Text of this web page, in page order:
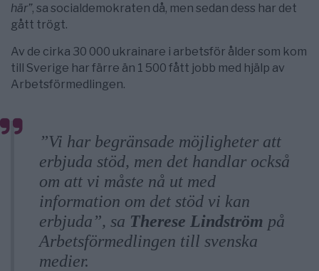
här”, sa socialdemokraten då, men sedan dess har det
gått trögt.
Av de cirka 30 000 ukrainare i arbetsför ålder som kom
till Sverige har färre än 1 500 fått jobb med hjälp av
Arbetsförmedlingen.
”Vi har begränsade möjligheter att
erbjuda stöd, men det handlar också
om att vi måste nå ut med
information om det stöd vi kan
erbjuda”, sa Therese Lindström på
Arbetsförmedlingen till svenska
medier.